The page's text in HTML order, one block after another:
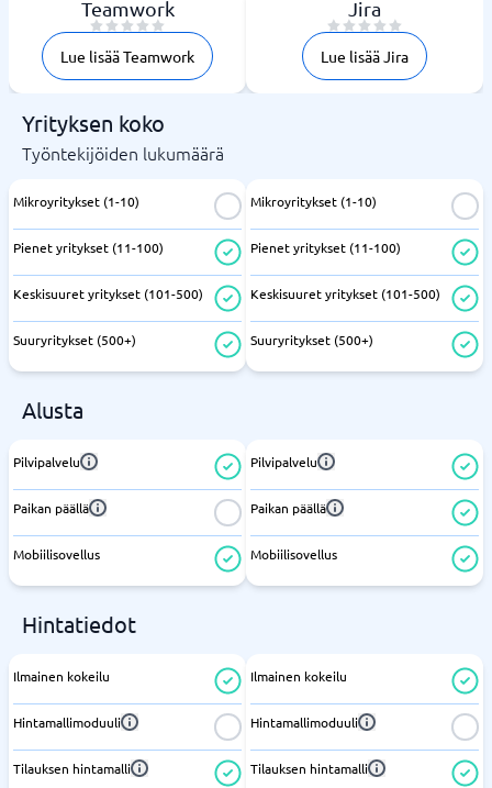
Teamwork
Lue lisää Teamwork
Jira
Lue lisää Jira
Yrityksen koko
Työntekijöiden lukumäärä
Mikroyritykset (1-10)
Pienet yritykset (11-100)
Keskisuuret yritykset (101-500)
Suuryritykset (500+)
Mikroyritykset (1-10)
Pienet yritykset (11-100)
Keskisuuret yritykset (101-500)
Suuryritykset (500+)
Alusta
Pilvipalvelu
Paikan päällä
Mobiilisovellus
Pilvipalvelu
Paikan päällä
Mobiilisovellus
Hintatiedot
Ilmainen kokeilu
Hintamallimoduuli
Tilauksen hintamalli
Ilmainen kokeilu
Hintamallimoduuli
Tilauksen hintamalli